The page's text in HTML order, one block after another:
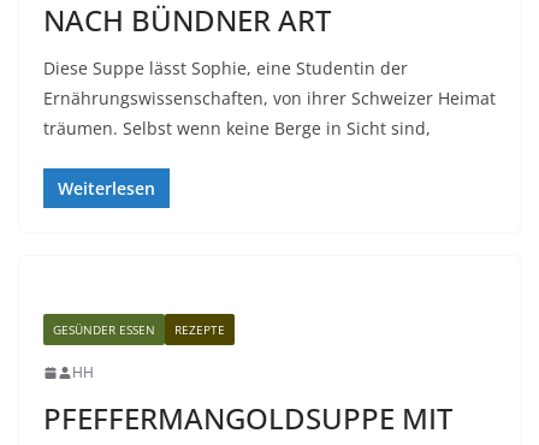
NACH BÜNDNER ART
Diese Suppe lässt Sophie, eine Studentin der
Ernährungswissenschaften, von ihrer Schweizer Heimat
träumen. Selbst wenn keine Berge in Sicht sind,
Weiterlesen
GESÜNDER ESSEN REZEPTE
HH
PFEFFERMANGOLDSUPPE MIT